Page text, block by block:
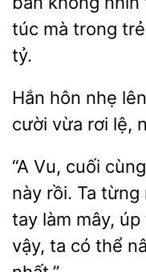
túc mà trong
tỷ.
hôn nhẹ
cười vừa
lệ,
Vu, cuối
này rồi. Ta
tay làm mây,
vậy,
có thể